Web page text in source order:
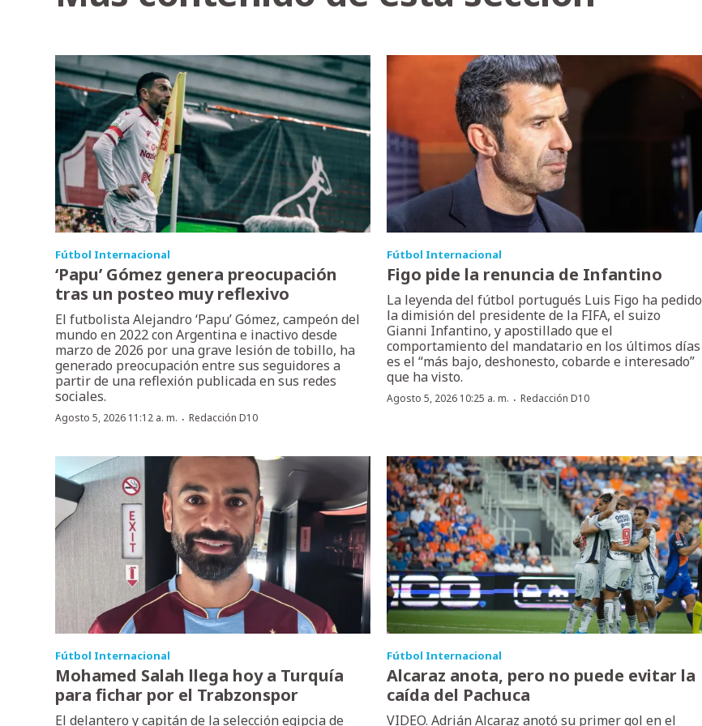
Fútbol Internacional
‘Papu’ Gómez genera preocupación
tras un posteo muy reflexivo
El futbolista Alejandro ‘Papu’ Gómez, campeón del
mundo en 2022 con Argentina e inactivo desde
marzo de 2026 por una grave lesión de tobillo, ha
generado preocupación entre sus seguidores a
partir de una reflexión publicada en sus redes
sociales.
Agosto 5, 2026 11:12 a. m. · Redacción D10
Fútbol Internacional
Figo pide la renuncia de Infantino
La leyenda del fútbol portugués Luis Figo ha pedido
la dimisión del presidente de la FIFA, el suizo
Gianni Infantino, y apostillado que el
comportamiento del mandatario en los últimos días
es el “más bajo, deshonesto, cobarde e interesado”
que ha visto.
Agosto 5, 2026 10:25 a. m. ·Redacción D10
Fútbol Internacional
Mohamed Salah llega hoy a Turquía
para fichar por el Trabzonspor
El delantero y capitán de la selección egipcia de
Fútbol Internacional
Alcaraz anota, pero no puede evitar la
caída del Pachuca
VIDEO. Adrián Alcaraz anotó su primer gol en el